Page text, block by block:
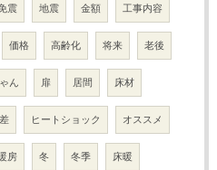
震 地震 金額 工事内容
価格 高齢化 将来 老後
ん 扉 居間 床材
ヒートショック オススメ
房 冬 冬季 床暖